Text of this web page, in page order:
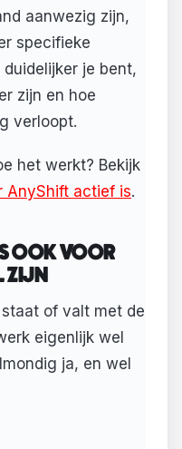
aanwezig zijn,
specifieke
je bent,
zijn en hoe
verloopt.
het werkt? Bekijk
AnyShift actief is.
OOK VOOR
ZIJN
of valt met de
eigenlijk wel
ja, en wel